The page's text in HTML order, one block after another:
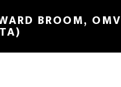
BROOM, OMV